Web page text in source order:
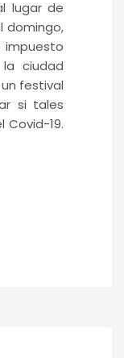
lugar de
domingo,
impuesto
ciudad
festival
si tales
Covid-19.